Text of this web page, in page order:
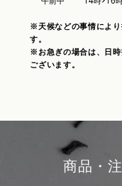
※天候などの事情により
す。
※お急ぎの場合は、日
ございます。
商品・